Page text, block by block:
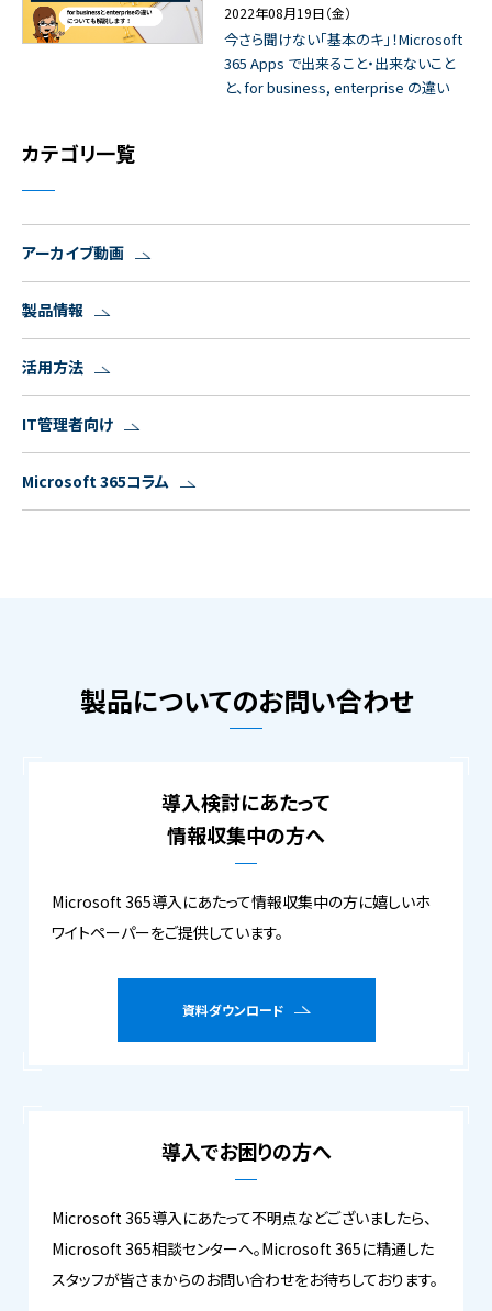
2022年08月19日（金）
今さら聞けない「基本のキ」！Microsoft
365 Apps で出来ること・出来ないこと
と、for business, enterprise の違い
カテゴリ一覧
アーカイブ動画
製品情報
活用方法
IT管理者向け
Microsoft 365コラム
製品についてのお問い合わせ
導入検討にあたって
情報収集中の方へ
Microsoft 365導入にあたって情報収集中の方に嬉しいホ
ワイトペーパーをご提供しています。
資料ダウンロード
導入でお困りの方へ
Microsoft 365導入にあたって不明点などございましたら、
Microsoft 365相談センターへ。Microsoft 365に精通した
スタッフが皆さまからのお問い合わせをお待ちしております。